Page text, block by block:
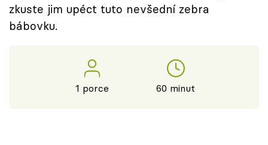
Sledujte nás
zkuste jim upéct tuto nevšední zebra
bábovku.
1 porce 60 minut